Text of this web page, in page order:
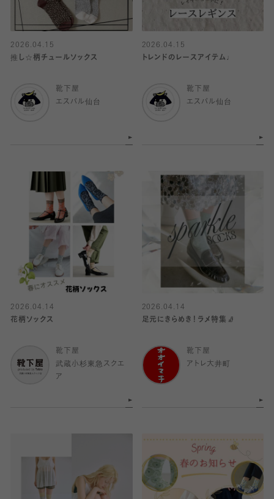
2026.04.15
推し☆柄チュールソックス
靴下屋
エスパル仙台
2026.04.15
トレンドのレースアイテム♩
靴下屋
エスパル仙台
2026.04.14
花柄ソックス
靴下屋
武蔵小杉東急スクエ
ア
2026.04.14
足元にきらめき！ラメ特集🧦
靴下屋
アトレ大井町